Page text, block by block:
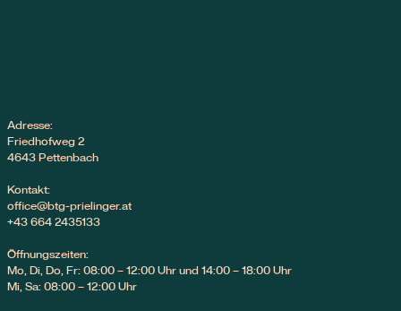
Adresse:
Friedhofweg 2
4643 Pettenbach
Kontakt:
office@btg-prielinger.at
+43 664 2435133
Öffnungszeiten:
Mo, Di, Do, Fr: 08:00 – 12:00 Uhr und 14:00 – 18:00 Uhr
Mi, Sa: 08:00 – 12:00 Uhr